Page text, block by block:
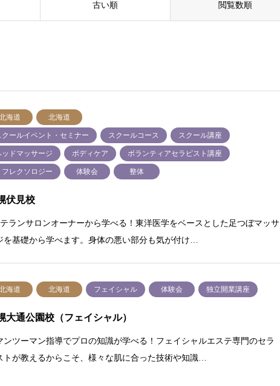
古い順 閲覧数順
海道 北海道
クールイベント・セミナー スクールコース スクール講座
ッドマッサージ ボディケア ボランティアセラピスト講座
フレクソロジー 体験会 整体
伏見校
ランサロンオーナーから学べる！東洋医学をベースとした足つぼマッサ
を基礎から学べます。身体の悪い部分も気が付け…
海道 北海道 フェイシャル 体験会 独立開業講座
大通公園校（フェイシャル）
ツーマン指導でプロの知識が学べる！フェイシャルエステ専門のセラ
トが教えるからこそ、様々な肌に合った技術や知識…